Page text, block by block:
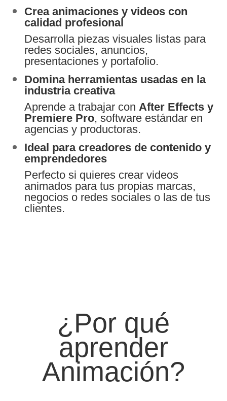
Crea animaciones y videos con
calidad profesional
Desarrolla piezas visuales listas para
redes sociales, anuncios,
presentaciones y portafolio.
Domina herramientas usadas en la
industria creativa
Aprende a trabajar con After Effects y
Premiere Pro, software estándar en
agencias y productoras.
Ideal para creadores de contenido y
emprendedores
Perfecto si quieres crear videos
animados para tus propias marcas,
negocios o redes sociales o las de tus
clientes.
¿Por qué
aprender
Animación?